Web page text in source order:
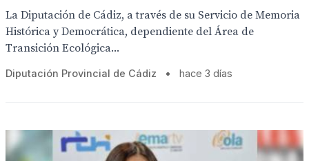
La Diputación de Cádiz, a través de su Servicio de Memoria
Histórica y Democrática, dependiente del Área de
Transición Ecológica...
Diputación Provincial de Cádiz • hace 3 días